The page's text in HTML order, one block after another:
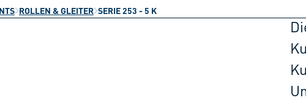
ROLLEN & GLEITER SERIE 253 - 5 K